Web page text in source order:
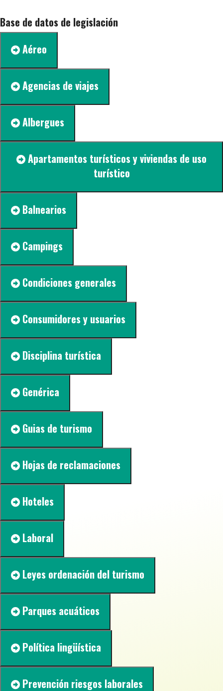
Base de datos de legislación
Aéreo
Agencias de viajes
Albergues
Apartamentos turísticos y viviendas de uso
turístico
Balnearios
Campings
Condiciones generales
Consumidores y usuarios
Disciplina turística
Genérica
Guias de turismo
Hojas de reclamaciones
Hoteles
Laboral
Leyes ordenación del turismo
Parques acuáticos
Política lingüística
Prevención riesgos laborales